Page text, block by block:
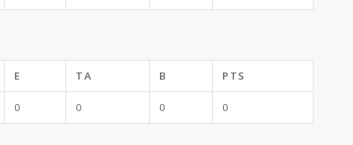
E TA B PTS
0 0 0 0